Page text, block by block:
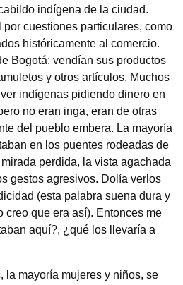
indígena de la ciudad.
cuestiones particulares, como
históricamente al comercio.
Bogotá: vendían sus productos
y otros artículos. Muchos
indígenas pidiendo dinero en
no eran inga, eran de otras
del pueblo embera. La mayoría
en los puentes rodeadas de
perdida, la vista agachada
gestos agresivos. Dolía verlos
(esta palabra suena dura y
creo que era así). Entonces me
aquí?, ¿qué los llevaría a
la mayoría mujeres y niños, se